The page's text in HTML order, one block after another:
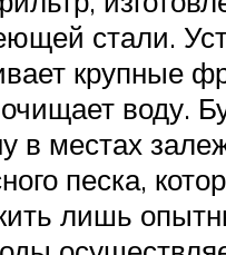
стали.
крупные
воду.
в местах
песка,
лишь